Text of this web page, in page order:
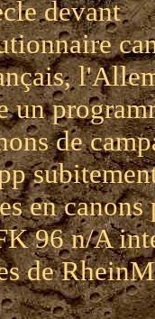
devant
un
de
en canons
96 n/A
de